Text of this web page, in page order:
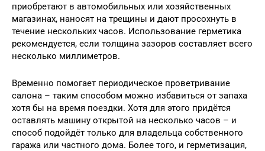
приобретают в автомобильных или хозяйственных
магазинах, наносят на трещины и дают просохнуть в
течение нескольких часов. Использование герметика
рекомендуется, если толщина зазоров составляет всего
несколько миллиметров.
Временно помогает периодическое проветривание
салона – таким способом можно избавиться от запаха
хотя бы на время поездки. Хотя для этого придётся
оставлять машину открытой на несколько часов – и
способ подойдёт только для владельца собственного
гаража или частного дома. Более того, и герметизация,